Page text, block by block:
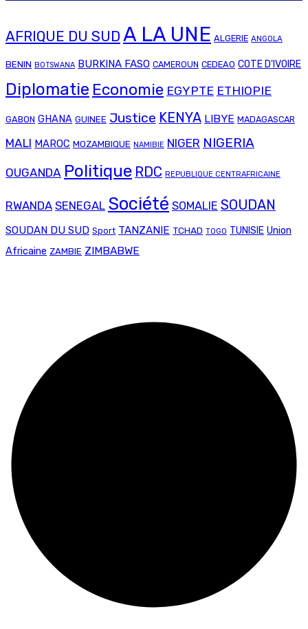
AFRIQUE DU SUD A LA UNE ALGERIE ANGOLA
BENIN BOTSWANA BURKINA FASO CAMEROUN CEDEAO COTE D'IVOIRE
Diplomatie Economie EGYPTE ETHIOPIE
GABON GHANA GUINEE Justice KENYA LIBYE MADAGASCAR
MALI MAROC MOZAMBIQUE NAMIBIE NIGER NIGERIA
OUGANDA Politique RDC REPUBLIQUE CENTRAFRICAINE
RWANDA SENEGAL Société SOMALIE SOUDAN
SOUDAN DU SUD Sport TANZANIE TCHAD TOGO TUNISIE Union
Africaine ZAMBIE ZIMBABWE